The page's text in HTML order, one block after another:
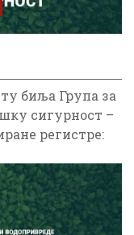
биља Група за
сигурност –
регистре: